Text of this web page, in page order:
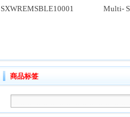
SXWREMSBLE10001 Multi-
商品标签